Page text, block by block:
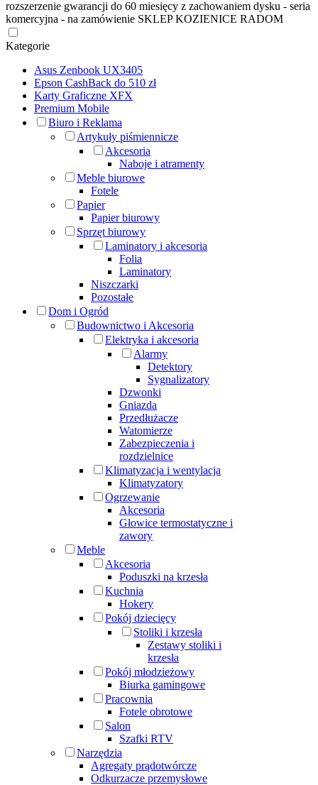
rozszerzenie gwarancji do 60 miesięcy z zachowaniem dysku - seria
komercyjna - na zamówienie SKLEP KOZIENICE RADOM
Kategorie
Asus Zenbook UX3405
Epson CashBack do 510 zł
Karty Graficzne XFX
Premium Mobile
Biuro i Reklama
Artykuły piśmiennicze
Akcesoria
Naboje i atramenty
Meble biurowe
Fotele
Papier
Papier biurowy
Sprzęt biurowy
Laminatory i akcesoria
Folia
Laminatory
Niszczarki
Pozostałe
Dom i Ogród
Budownictwo i Akcesoria
Elektryka i akcesoria
Alarmy
Detektory
Sygnalizatory
Dzwonki
Gniazda
Przedłużacze
Watomierze
Zabezpieczenia i
rozdzielnice
Klimatyzacja i wentylacja
Klimatyzatory
Ogrzewanie
Akcesoria
Głowice termostatyczne i
zawory
Meble
Akcesoria
Poduszki na krzesła
Kuchnia
Hokery
Pokój dziecięcy
Stoliki i krzesła
Zestawy stoliki i
krzesła
Pokój młodzieżowy
Biurka gamingowe
Pracownia
Fotele obrotowe
Salon
Szafki RTV
Narzędzia
Agregaty prądotwórcze
Odkurzacze przemysłowe